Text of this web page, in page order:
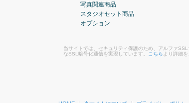
写真関連商品
スタジオセット商品
オプション
当サイトでは、セキュリティ保護のため、アルファ
なSSL暗号化通信を実現しています。
こちら より詳細を